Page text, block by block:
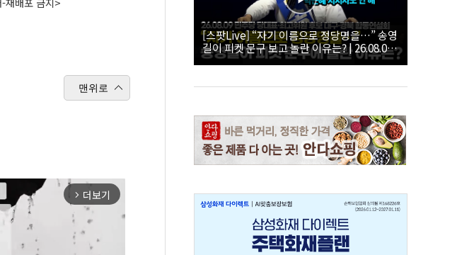
맨위로
arrow_forward_ios 더보기
[스팟Live] “자기 이름으로 정당명을…” 송영
길이 피켓 문구 보고 놀란 이유는? | 26.08.09
더불어민주당 당대표·최고위원 후보 대구·경